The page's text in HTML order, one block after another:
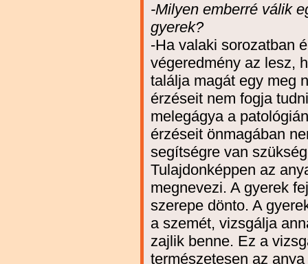
-Milyen emberré válik
gyerek?
-Ha valaki sorozatban
végeredmény az lesz,
találja magát egy meg
érzéseit nem fogja
melegágya a
érzéseit önmagában
segítségre van
Tulajdonképpen az
megnevezi. A gyerek
szerepe dönto. A
a szemét, vizsgálja
zajlik benne. Ez a
természetesen az